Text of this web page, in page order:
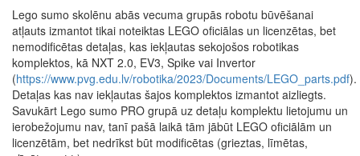
Lego sumo skolēnu abās vecuma grupās robotu būvēšanai
atļauts izmantot tikai noteiktas LEGO oficiālas un licenzētas, bet
nemodificētas detaļas, kas iekļautas sekojošos robotikas
komplektos, kā NXT 2.0, EV3, Spike vai Invertor
(https://www.pvg.edu.lv/robotika/2023/Documents/LEGO_parts.pdf).
Detaļas kas nav iekļautas šajos komplektos izmantot aizliegts.
Savukārt Lego sumo PRO grupā uz detaļu komplektu lietojumu un
ierobežojumu nav, tanī pašā laikā tām jābūt LEGO oficiālām un
licenzētām, bet nedrīkst būt modificētas (grieztas, līmētas,